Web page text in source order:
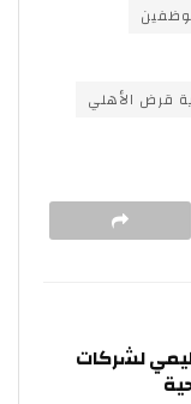
قرض الأهلي
لشركات